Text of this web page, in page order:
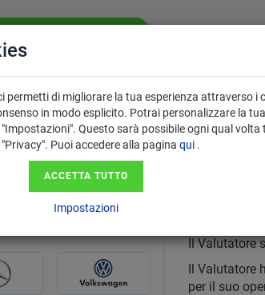
PERCHÉ USARE
IL VALUTATORE?
usate a Rimini con
Il
Il Valutatore
Il Valutatore
per il suo
permetti di migliorare la tua esperienza attraverso i
in modo esplicito. Potrai personalizzare la tua
Questo sarà possibile ogni qual volta
Puoi accedere alla pagina qui .
ACCETTA TUTTO
Impostazioni